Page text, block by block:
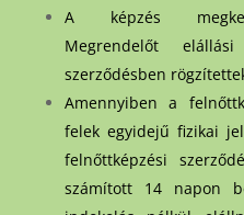
A képzés
Megrendelőt
szerződésben
Amennyiben a
felek egyidejű fizikai
felnőttképzési
számított 14 napon